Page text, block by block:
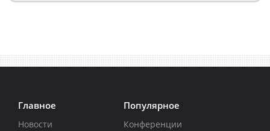
Главное
Новости
Популярное
Конференции